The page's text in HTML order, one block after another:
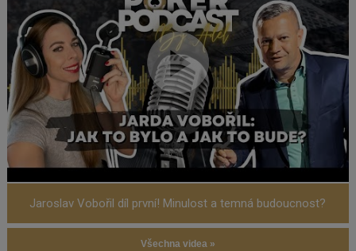
Jaroslav Vobořil díl první! Minulost a temná budoucnost?
Všechna videa »